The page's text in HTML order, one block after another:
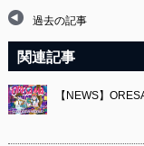
過去の記事
関連記事
【NEWS】